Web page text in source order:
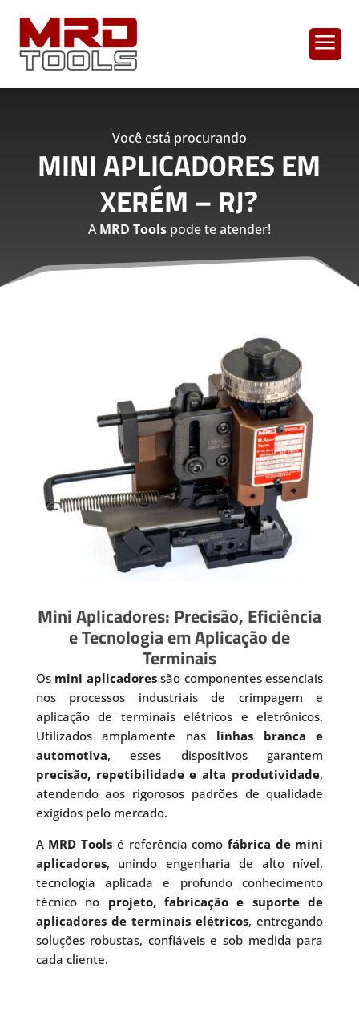
a
Você está procurando
MINI APLICADORES EM
XERÉM – RJ?
AMRD Toolspode te atender!
Mini Aplicadores: Precisão, Eficiência
e Tecnologia em Aplicação de
Terminais
Os mini aplicadoressão componentes essenciais
nos processos industriais de crimpagem e
aplicação de terminais elétricos e eletrônicos.
Utilizados amplamente nas linhas branca e
automotiva, esses dispositivos garantem
precisão, repetibilidade e alta produtividade,
atendendo aos rigorosos padrões de qualidade
exigidos pelo mercado.
A MRD Tools é referência como fábrica de mini
aplicadores, unindo engenharia de alto nível,
tecnologia aplicada e profundo conhecimento
técnico no projeto, fabricação e suporte de
aplicadores de terminais elétricos, entregando
soluções robustas, confiáveis e sob medida para
cada cliente.